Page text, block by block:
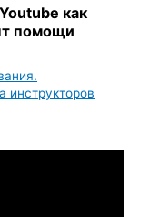
как
помощи
инструкторов